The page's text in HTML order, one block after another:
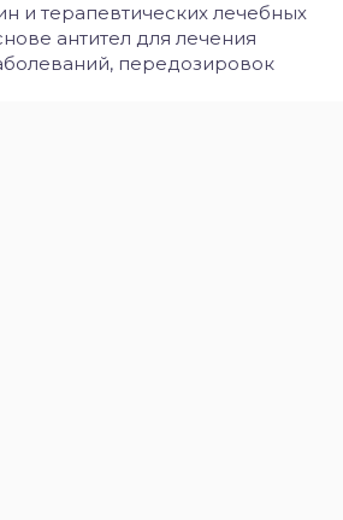
и терапевтических лечебных
антител для лечения
передозировок